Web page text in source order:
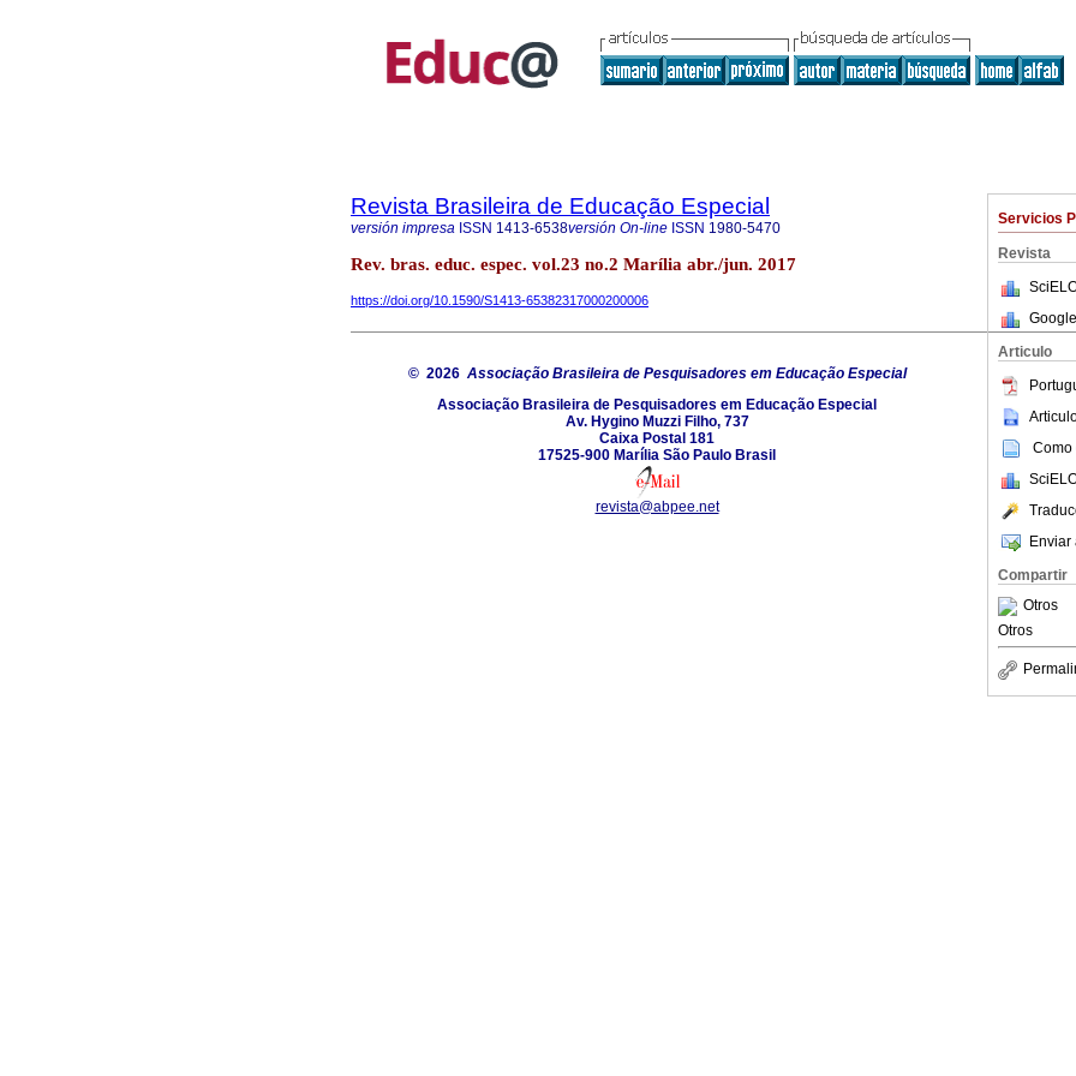
Servicios
Revista
Articulo
Como
Enviar
Compartir
Otros
Otros
Revista Brasileira de Educação Especial
versión impresa ISSN 1413-6538versión On-line ISSN 1980-5470
Rev. bras. educ. espec. vol.23 no.2 Marília abr./jun. 2017
https://doi.org/10.1590/S1413-65382317000200006
© 2026 Associação Brasileira de Pesquisadores em Educação Especial
Associação Brasileira de Pesquisadores em Educação Especial
Av. Hygino Muzzi Filho, 737
Caixa Postal 181
17525-900 Marília São Paulo Brasil
revista@abpee.net